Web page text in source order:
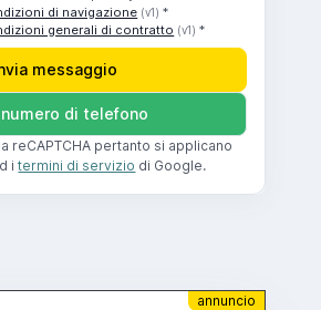
di navigazione (v1) *
generali di contratto (v1) *
messaggio
di telefono
reCAPTCHA pertanto si applicano
itermini di servizio di Google.
annuncio